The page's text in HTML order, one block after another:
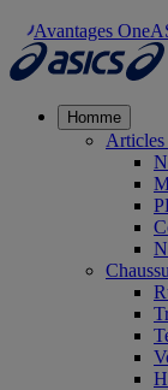
Avantages
Homme
Articles